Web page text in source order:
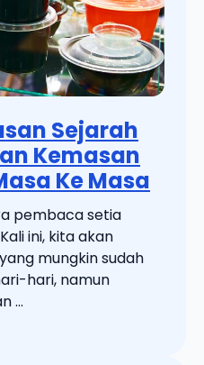
Sejarah
Kemasan
Ke Masa
pembaca setia
ini, kita akan
mungkin sudah
hari, namun
...